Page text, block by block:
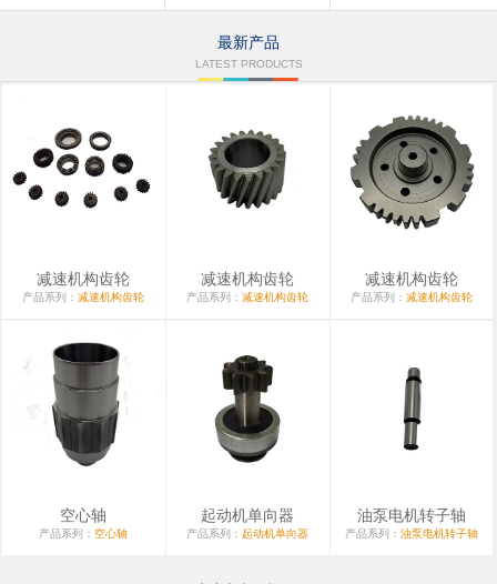
最新产品
LATEST PRODUCTS
减速机构齿轮
产品系列：减速机构齿轮
减速机构齿轮
产品系列：减速机构齿轮
减速机构齿轮
产品系列：减速机构齿轮
空心轴
产品系列： 空心轴
起动机单向器
产品系列：起动机单向器
油泵电机转子轴
产品系列：油泵电机转子轴